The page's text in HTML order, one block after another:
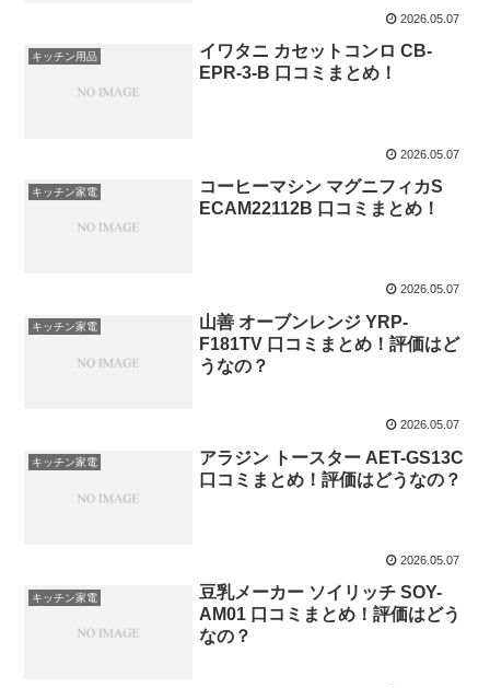
2026.05.07
キッチン用品
イワタニ カセットコンロ CB-
EPR-3-B 口コミまとめ！
2026.05.07
キッチン家電
コーヒーマシン マグニフィカS
ECAM22112B 口コミまとめ！
2026.05.07
キッチン家電
山善 オーブンレンジ YRP-
F181TV 口コミまとめ！評価はど
うなの？
2026.05.07
キッチン家電
アラジン トースター AET-GS13C
口コミまとめ！評価はどうなの？
2026.05.07
キッチン家電
豆乳メーカー ソイリッチ SOY-
AM01 口コミまとめ！評価はどう
なの？